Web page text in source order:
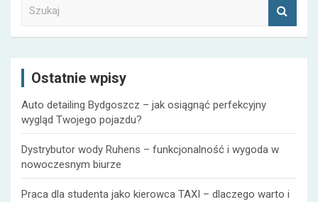
Ostatnie wpisy
Auto detailing Bydgoszcz – jak osiągnąć perfekcyjny
wygląd Twojego pojazdu?
Dystrybutor wody Ruhens – funkcjonalność i wygoda w
nowoczesnym biurze
Praca dla studenta jako kierowca TAXI – dlaczego warto i